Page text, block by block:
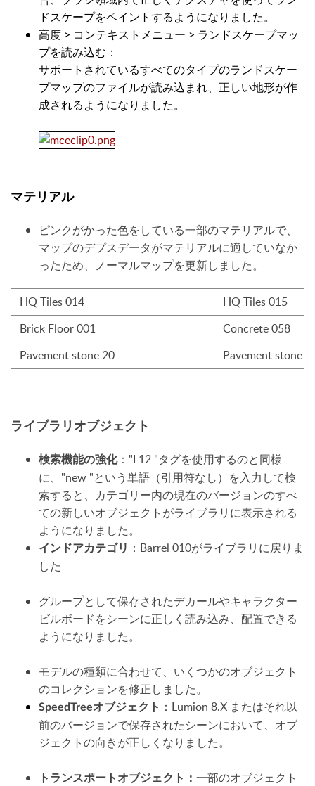
ドスケープをペイントするようになりました。
高度 > コンテキストメニュー > ランドスケープマッ
プを読み込む：
サポートされているすべてのタイプのランドスケー
プマップのファイルが読み込まれ、正しい地形が作
成されるようになりました。
マテリアル
ピンクがかった色をしている一部のマテリアルで、
マップのデプスデータがマテリアルに適していなか
ったため、ノーマルマップを更新しました。
HQ Tiles 014
HQ Tiles 015
Brick Floor 001
Concrete 058
Pavement stone 20
Pavement stone
ライブラリオブジェクト
検索機能の強化："L12 "タグを使用するのと同様
に、"new "という単語（引用符なし）を入力して検
索すると、カテゴリー内の現在のバージョンのすべ
ての新しいオブジェクトがライブラリに表示される
ようになりました。
インドアカテゴリ
：Barrel 010がライブラリに戻りま
した
グループとして保存されたデカールやキャラクター
ビルボードをシーンに正しく読み込み、配置できる
ようになりました。
モデルの種類に合わせて、いくつかのオブジェクト
のコレクションを修正しました。
SpeedTreeオブジェクト
：Lumion 8.X またはそれ以
前のバージョンで保存されたシーンにおいて、オブ
ジェクトの向きが正しくなりました。
トランスポートオブジェクト： 一部のオブジェクト